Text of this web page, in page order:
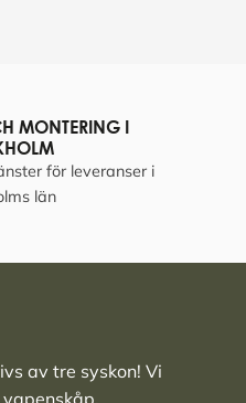
MONTERING I
för leveranser i
län
av tre syskon! Vi
vapenskåp,